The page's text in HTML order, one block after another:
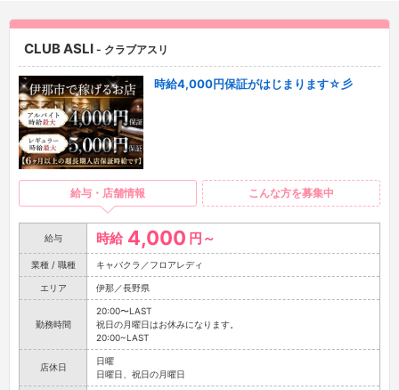
CLUB ASLI - クラブアスリ
時給4,000円保証がはじまります☆彡
給与・店舗情報 こんな方を募集中
給与 時給 4,000 円～
業種 / 職種 キャバクラ／フロアレディ
エリア 伊那／長野県
勤務時間
20:00〜LAST
祝日の月曜日はお休みになります。
20:00~LAST
店休日
日曜
日曜日、祝日の月曜日